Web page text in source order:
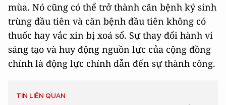
mùa. Nó cũng có thể trở thành căn bệnh ký sinh
trùng đầu tiên và căn bệnh đầu tiên không có
thuốc hay vắc xin bị xoá sổ. Sự thay đổi hành vi
sáng tạo và huy động nguồn lực của cộng đồng
chính là động lực chính dẫn đến sự thành công.
TIN LIÊN QUAN